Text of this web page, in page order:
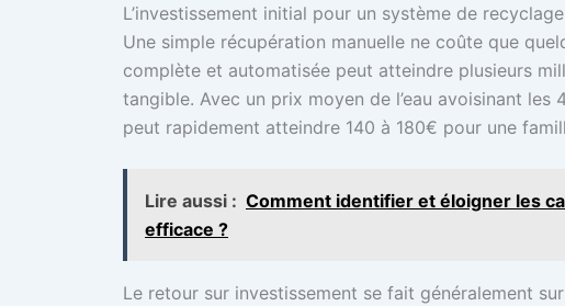
L’investissement initial pour un système de
Une simple récupération manuelle ne coûte que
complète et automatisée peut atteindre plusieurs
tangible. Avec un prix moyen de l’eau avoisinant les
peut rapidement atteindre 140 à 180€ pour une
Lire aussi : Comment identifier et éloigner les
efficace ?
Le retour sur investissement se fait généralement